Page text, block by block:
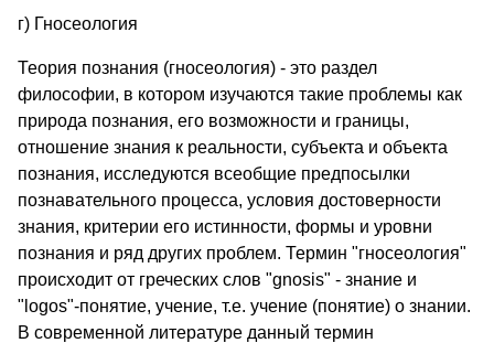
г) Гносеология
Теория познания (гносеология) - это раздел
философии, в котором изучаются такие проблемы как
природа познания, его возможности и границы,
отношение знания к реальности, субъекта и объекта
познания, исследуются всеобщие предпосылки
познавательного процесса, условия достоверности
знания, критерии его истинности, формы и уровни
познания и ряд других проблем. Термин "гносеология"
происходит от греческих слов "gnosis" - знание и
"logos"-понятие, учение, т.е. учение (понятие) о знании.
В современной литературе данный термин